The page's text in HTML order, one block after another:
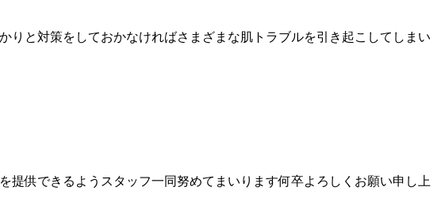
と対策をしておかなければさまざまな肌トラブルを引き起こしてしまい
提供できるようスタッフ一同努めてまいります何卒よろしくお願い申し上